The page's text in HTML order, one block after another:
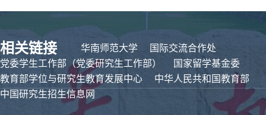
相关链接 华南师范大学
国际交流合作处
党委学生工作部（党委研究生工作部）
国家留学基金委
教育部学位与研究生教育发展中心
中华人民共和国教育部
中国研究生招生信息网